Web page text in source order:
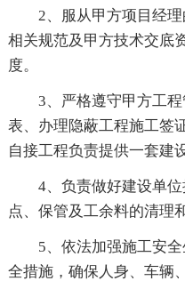
2、服从甲方项目经
相关规范及甲方技术交底
度。
3、严格遵守甲方工
表、办理隐蔽工程施工签
自接工程负责提供一套建
4、负责做好建设单
点、保管及工余料的清理
5、依法加强施工安
全措施，确保人身、车辆